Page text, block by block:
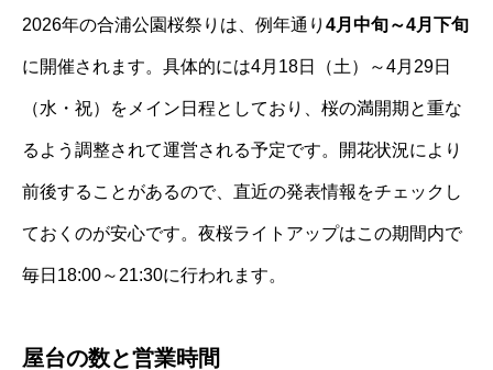
2026年の合浦公園桜祭りは、例年通り 4月中旬～4月下旬
に開催されます。具体的には4月18日（土）～4月29日
（水・祝）をメイン日程としており、桜の満開期と重な
るよう調整されて運営される予定です。開花状況により
前後することがあるので、直近の発表情報をチェックし
ておくのが安心です。夜桜ライトアップはこの期間内で
毎日18:00～21:30に行われます。
屋台の数と営業時間